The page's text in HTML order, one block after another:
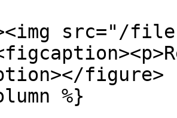
src="/
figure>
%}